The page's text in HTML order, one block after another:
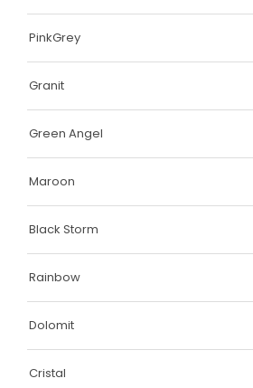
PinkGrey
Granit
Green Angel
Maroon
Black Storm
Rainbow
Dolomit
Cristal